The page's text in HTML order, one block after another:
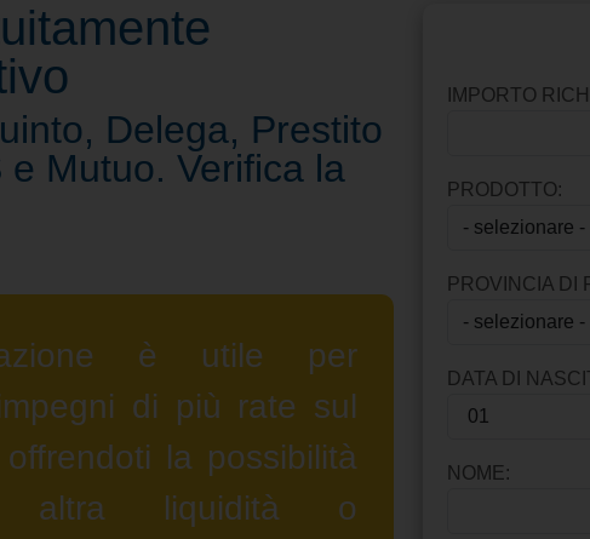
Delega, Prestito
e Mutuo. Verifica la
è utile per
di più rate sul
la possibilità
altra liquidità o
IMPORTO
PRODOTTO:
PROVINCIA DI
DATA DI
NOME: